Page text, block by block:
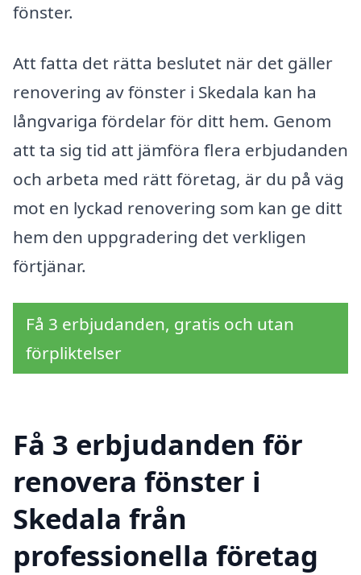
fönster.
Att fatta det rätta beslutet när det gäller
renovering av fönster i Skedala kan ha
långvariga fördelar för ditt hem. Genom
att ta sig tid att jämföra flera erbjudanden
och arbeta med rätt företag, är du på väg
mot en lyckad renovering som kan ge ditt
hem den uppgradering det verkligen
förtjänar.
Få 3 erbjudanden, gratis och utan
förpliktelser
Få 3 erbjudanden för
renovera fönster i
Skedala från
professionella företag